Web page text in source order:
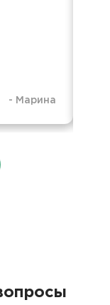
- Марина